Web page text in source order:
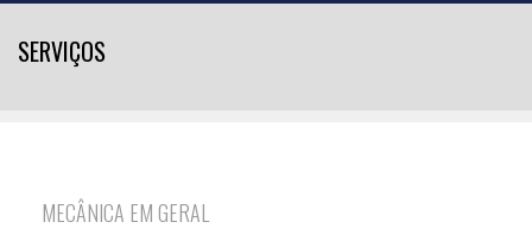
SERVIÇOS
MECÂNICA EM GERAL